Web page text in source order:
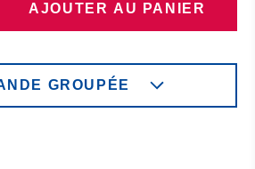
AJOUTER AU PANIER
GROUPÉE